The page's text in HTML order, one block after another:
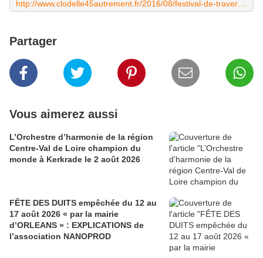
Partager
Vous aimerez aussi
L’Orchestre d’harmonie de la région
Centre-Val de Loire champion du
monde à Kerkrade le 2 août 2026
FÊTE DES DUITS empêchée du 12 au
17 août 2026 « par la mairie
d’ORLEANS » : EXPLICATIONS de
l’association NANOPROD